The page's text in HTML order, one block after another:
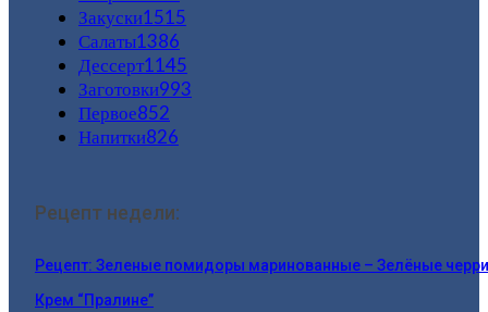
Закуски1515
Салаты1386
Дессерт1145
Заготовки993
Первое852
Напитки826
Рецепт недели:
Рецепт: Зеленые помидоры маринованные – Зелёные
Крем “Пралине”